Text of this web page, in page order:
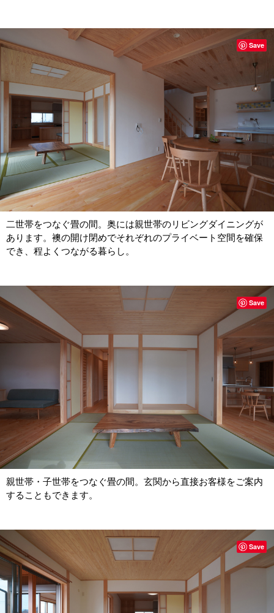
二世帯をつなぐ畳の間。奥には親世帯のリビングダイニングが
あります。襖の開け閉めでそれぞれのプライベート空間を確保
でき、程よくつながる暮らし。
Save
親世帯・子世帯をつなぐ畳の間。玄関から直接お客様をご案内
することもできます。
Save
Save